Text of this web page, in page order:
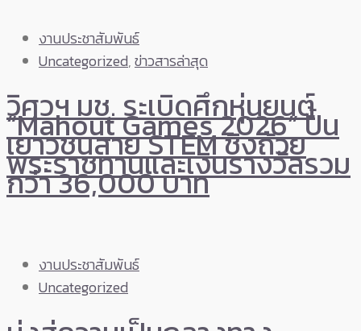
งานประชาสัมพันธ์
Uncategorized,ข่าวสารล่าสุด
วิศวฯ มช. ระเบิดศึกหุ่นยนต์
“Mahout Games 2026” ปั้น
เยาวชนสาย STEM ชิงถ้วย
พระราชทานและเงินรางวัลรวม
กว่า 36,000 บาท
งานประชาสัมพันธ์
Uncategorized